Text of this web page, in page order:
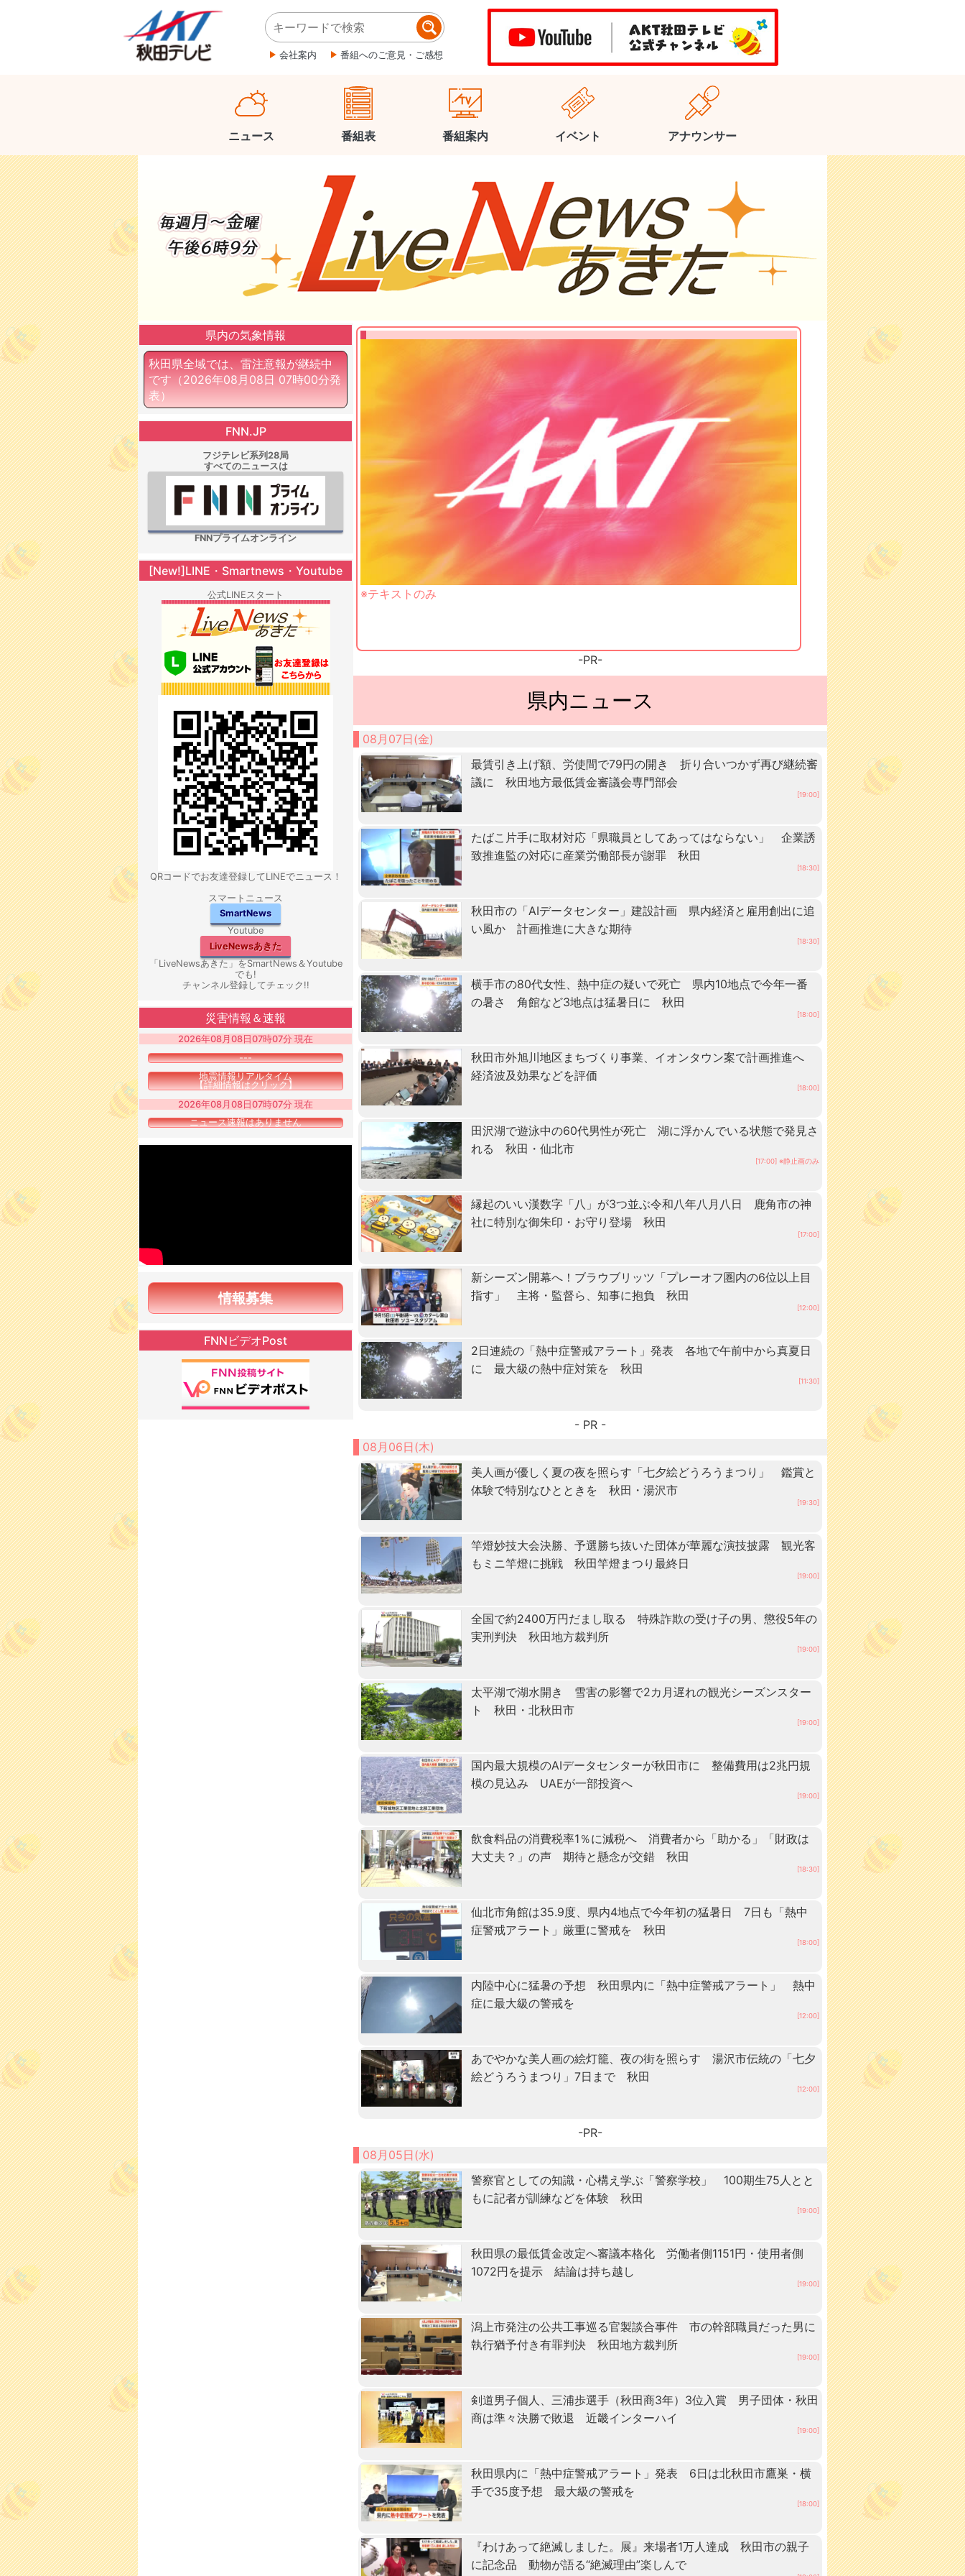
会社案内 番組へのご意見・ご感想
ニュース 番組表 番組案内 イベント アナウンサー
※テキストのみ
-PR-
県内ニュース
08月07日(金)
最賃引き上げ額、労使間で79円の開き 折り合いつかず再び継続審
議に 秋田地方最低賃金審議会専門部会
[19:00]
たばこ片手に取材対応「県職員としてあってはならない」 企業誘
致推進監の対応に産業労働部長が謝罪 秋田
[18:30]
秋田市の「AIデータセンター」建設計画 県内経済と雇用創出に追
い風か 計画推進に大きな期待
[18:30]
横手市の80代女性、熱中症の疑いで死亡 県内10地点で今年一番
の暑さ 角館など3地点は猛暑日に 秋田
[18:00]
秋田市外旭川地区まちづくり事業、イオンタウン案で計画推進へ
経済波及効果などを評価
[18:00]
田沢湖で遊泳中の60代男性が死亡 湖に浮かんでいる状態で発見さ
れる 秋田・仙北市
[17:00] ※静止画のみ
縁起のいい漢数字「八」が3つ並ぶ令和八年八月八日 鹿角市の神
社に特別な御朱印・お守り登場 秋田
[17:00]
新シーズン開幕へ！ブラウブリッツ「プレーオフ圏内の6位以上目
指す」 主将・監督ら、知事に抱負 秋田
[12:00]
2日連続の「熱中症警戒アラート」発表 各地で午前中から真夏日
に 最大級の熱中症対策を 秋田
[11:30]
- PR -
08月06日(木)
美人画が優しく夏の夜を照らす「七夕絵どうろうまつり」 鑑賞と
体験で特別なひとときを 秋田・湯沢市
[19:30]
竿燈妙技大会決勝、予選勝ち抜いた団体が華麗な演技披露 観光客
もミニ竿燈に挑戦 秋田竿燈まつり最終日
[19:00]
全国で約2400万円だまし取る 特殊詐欺の受け子の男、懲役5年の
実刑判決 秋田地方裁判所
[19:00]
太平湖で湖水開き 雪害の影響で2カ月遅れの観光シーズンスター
ト 秋田・北秋田市
[19:00]
国内最大規模のAIデータセンターが秋田市に 整備費用は2兆円規
模の見込み UAEが一部投資へ
[19:00]
飲食料品の消費税率1％に減税へ 消費者から「助かる」「財政は
大丈夫？」の声 期待と懸念が交錯 秋田
[18:30]
仙北市角館は35.9度、県内4地点で今年初の猛暑日 7日も「熱中
症警戒アラート」厳重に警戒を 秋田
[18:00]
内陸中心に猛暑の予想 秋田県内に「熱中症警戒アラート」 熱中
症に最大級の警戒を
[12:00]
あでやかな美人画の絵灯籠、夜の街を照らす 湯沢市伝統の「七夕
絵どうろうまつり」7日まで 秋田
[12:00]
-PR-
08月05日(水)
警察官としての知識・心構え学ぶ「警察学校」 100期生75人とと
もに記者が訓練などを体験 秋田
[19:00]
秋田県の最低賃金改定へ審議本格化 労働者側1151円・使用者側
1072円を提示 結論は持ち越し
[19:00]
潟上市発注の公共工事巡る官製談合事件 市の幹部職員だった男に
執行猶予付き有罪判決 秋田地方裁判所
[19:00]
剣道男子個人、三浦歩選手（秋田商3年）3位入賞 男子団体・秋田
商は準々決勝で敗退 近畿インターハイ
[19:00]
秋田県内に「熱中症警戒アラート」発表 6日は北秋田市鷹巣・横
手で35度予想 最大級の警戒を
[18:00]
『わけあって絶滅しました。展』来場者1万人達成 秋田市の親子
に記念品 動物が語る“絶滅理由”楽しんで
県内の気象情報
秋田県全域では、雷注意報が継続中
です （2026年08月08日 07時00分発
表）
FNN.JP
フジテレビ系列28局
すべてのニュースは
FNNプライムオンライン
[New!]LINE・Smartnews・Youtube
公式LINEスタート
QRコードでお友達登録してLINEでニュース！
スマートニュース
SmartNews
Youtube
LiveNewsあきた
「LiveNewsあきた」をSmartNews＆Youtube
でも!
チャンネル登録してチェック!!
災害情報＆速報
2026年08月08日07時07分 現在
---
地震情報リアルタイム
【詳細情報はクリック】
2026年08月08日07時07分 現在
ニュース速報はありません
情報募集
FNNビデオPost